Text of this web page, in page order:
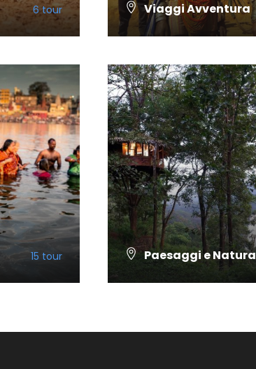
6 tour Viaggi Avventura
15 tour Paesaggi e Natura